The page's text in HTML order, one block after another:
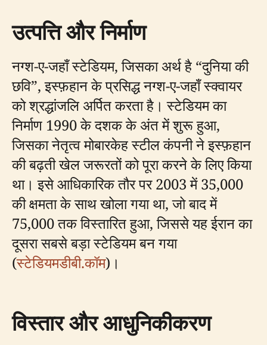
उत्पत्ति और निर्माण
नग्श-ए-जहाँ स्टेडियम, जिसका अर्थ है “दुनिया की
छवि”, इस्फ़हान के प्रसिद्ध नग्श-ए-जहाँ स्क्वायर
को श्रद्धांजलि अर्पित करता है। स्टेडियम का
निर्माण 1990 के दशक के अंत में शुरू हुआ,
जिसका नेतृत्व मोबारकेह स्टील कंपनी ने इस्फ़हान
की बढ़ती खेल जरूरतों को पूरा करने के लिए किया
था। इसे आधिकारिक तौर पर 2003 में 35,000
की क्षमता के साथ खोला गया था, जो बाद में
75,000 तक विस्तारित हुआ, जिससे यह ईरान का
दूसरा सबसे बड़ा स्टेडियम बन गया
(स्टेडियमडीबी.कॉम)।
विस्तार और आधुनिकीकरण